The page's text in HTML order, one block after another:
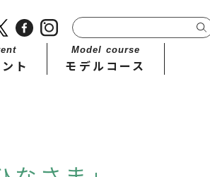
ト
Model course
モデルコース